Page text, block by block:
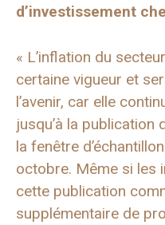
d’investissement
« L’inflation du
certaine vigueur et
l’avenir, car elle
jusqu’à la publication
la fenêtre
octobre. Même si les
cette publication
supplémentaire de